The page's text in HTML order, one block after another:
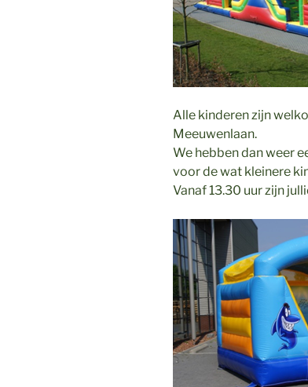
Alle kinderen zijn
Meeuwenlaan.
We hebben dan weer
voor de wat kleinere
Vanaf 13.30 uur zijn